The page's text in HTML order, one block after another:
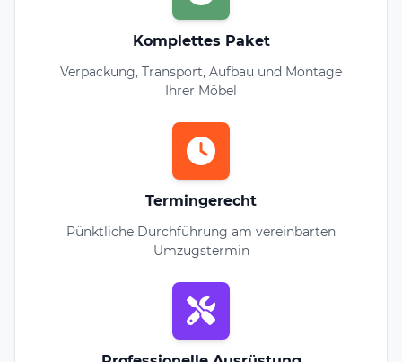
Komplettes Paket
Verpackung, Transport, Aufbau und Montage
Ihrer Möbel
Termingerecht
Pünktliche Durchführung am vereinbarten
Umzugstermin